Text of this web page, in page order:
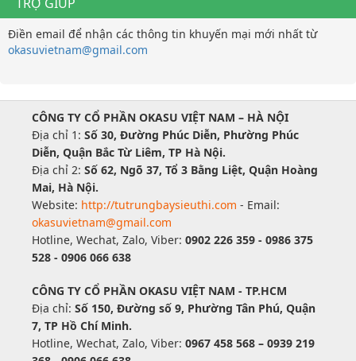
Điền email để nhận các thông tin khuyến mại mới nhất từ
okasuvietnam@gmail.com
CÔNG TY CỔ PHẦN OKASU VIỆT NAM – HÀ NỘI
Địa chỉ 1: Số 30, Đường Phúc Diễn, Phường Phúc
Diễn, Quận Bắc Từ Liêm, TP Hà Nội.
Địa chỉ 2: Số 62, Ngõ 37, Tổ 3 Bằng Liệt, Quận Hoàng
Mai, Hà Nội.
Website: http://tutrungbaysieuthi.com - Email:
okasuvietnam@gmail.com
Hotline, Wechat, Zalo, Viber: 0902 226 359 - 0986 375
528 - 0906 066 638
CÔNG TY CỔ PHẦN OKASU VIỆT NAM - TP.HCM
Địa chỉ: Số 150, Đường số 9, Phường Tân Phú, Quận
7, TP Hồ Chí Minh.
Hotline, Wechat, Zalo, Viber: 0967 458 568 – 0939 219